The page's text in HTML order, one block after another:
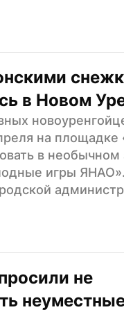
в Новом
на площадке
в
игры
не